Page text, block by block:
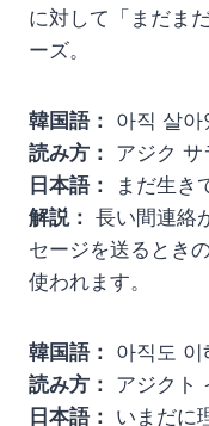
に対して「まだま
ーズ。
韓国語： 아직 살아
読み方： アジク サ
日本語：
まだ生き
解説： 長い間連絡
セージを送るとき
使われます。
韓国語： 아직도
読み方： アジクト
日本語： いまだに